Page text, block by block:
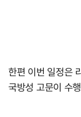
한편 이번 일정은
국방성 고문이 수